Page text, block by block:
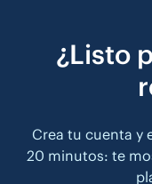
¿Listo
Crea tu cuenta y
20 minutos: te